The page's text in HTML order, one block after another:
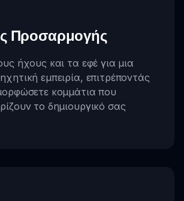
Προσαρμογής
ήχους και τα εφέ για μια
εμπειρία, επιτρέποντάς
κομμάτια που
το δημιουργικό σας